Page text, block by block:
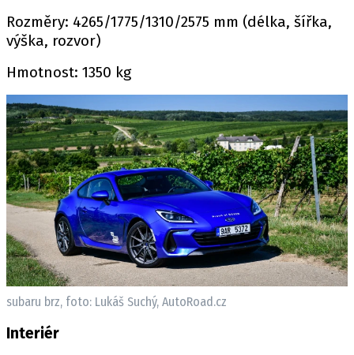
Rozměry: 4265/1775/1310/2575 mm (délka, šířka,
výška, rozvor)
Hmotnost: 1350 kg
subaru brz, foto: Lukáš Suchý, AutoRoad.cz
Interiér